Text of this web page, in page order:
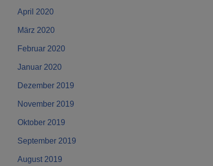
April 2020
März 2020
Februar 2020
Januar 2020
Dezember 2019
November 2019
Oktober 2019
September 2019
August 2019